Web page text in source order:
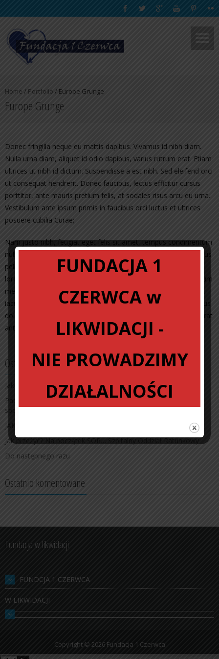
Home / Portfolio / Europe Grunge
Europe Grunge
Donec fringilla neque eu mattis dapibus. Vivamus id nibh diam.
Nulla urna diam, aliquet id odio dapibus, varius rutrum erat. Etiam
ultrices ut nibh id dictum. Suspendisse a est nibh. Sed eleifend orci
ut consequat hendrerit. Donec faucibus, lectus efficitur cursus
porttitor, ante mauris pretium felis, at sodales risus arcu eu urna.
Vestibulum ante ipsum primis in faucibus orci luctus et ultrices
posuere cubilia Curae;
Nam justo nibh, feugiat eget felis sit amet, tempus condimentum
nulla. Donec commodo orci non lacinia pharetra. Quisque at risus
pellentesque, tincidunt nunc ac, pretium risus. Nullam mattis
lorem eu lectus egestas, ac dictum quam volutpat. Nullam dictum
metus nec lobortis convallis. Proin pharetra, neque ac hendrerit
iaculis, diam arcu blandit turpis, vel vestibulum nunc erat faucibus
dolor. Quisque tristique ultrices tincidunt. Quisque scelerisque erat
ante, vel porta dui dignissim at.
Ostatnie wpisy
Jako pacjent straciłem nadzieję
Pacjent w Sieci. Darmowe szkolenie z systemu równości
społecznej, bez fikcji i skierowania
JAK OMINĄĆ SOR?-> NOCNA POMOC LEKARSKA
Jak przeżyć? Na początek SOR… Szpitalny Oddział Ratunkowy
Do następnego razu
Ostatnio komentowane
Fundacja w likwidacji
FUNDCJA 1 CZERWCA
W LIKWIDACJI
Copyright © 2026 Fundacja 1 Czerwca
FUNDACJA 1
CZERWCA w
LIKWIDACJI -
NIE PROWADZIMY
DZIAŁALNOŚCI